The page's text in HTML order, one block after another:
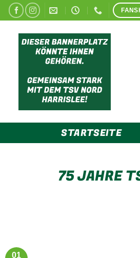
STARTSEITE
75 JAHRE
01